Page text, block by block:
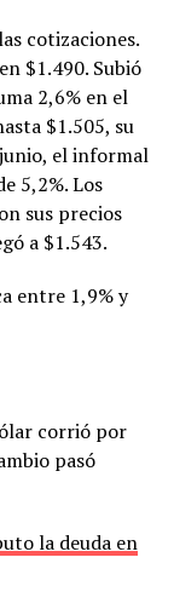
cotizaciones.
$1.490. Subió
2,6% en el
$1.505, su
el informal
5,2%. Los
sus precios
a $1.543.
entre 1,9% y
corrió por
pasó
la deuda en